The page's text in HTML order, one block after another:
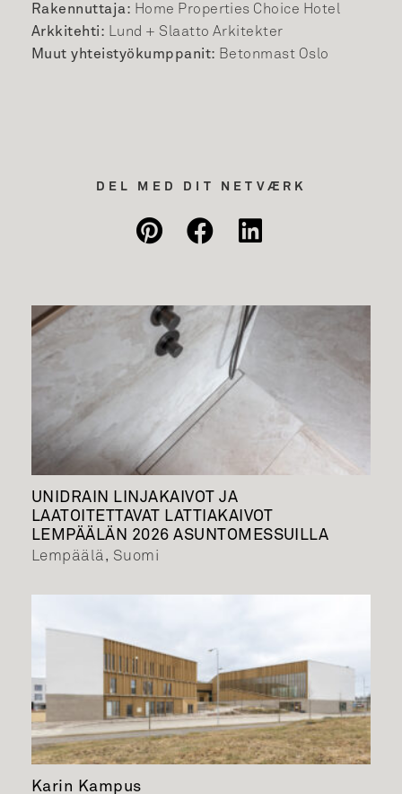
Rakennuttaja: Home Properties Choice Hotel
Arkkitehti: Lund + Slaatto Arkitekter
Muut yhteistyökumppanit: Betonmast Oslo
DEL MED DIT NETVÆRK
UNIDRAIN LINJAKAIVOT JA
LAATOITETTAVAT LATTIAKAIVOT
LEMPÄÄLÄN 2026 ASUNTOMESSUILLA
Lempäälä, Suomi
Karin Kampus